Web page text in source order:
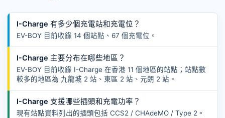
I-Charge 有多少個充電站和充電位？
EV-BOY 目前收錄 14 個站點、67 個充電位。
I-Charge 主要分布在哪些地區？
EV-BOY 目前收錄 I-Charge 在香港 11 個地區的站點；站點數
較多的地區為 九龍城 2 站、東區 2 站、元朗 2 站。
I-Charge 支援哪些插頭和充電功率？
現有站點資料列出的插頭包括 CCS2 / CHAdeMO / Type 2。